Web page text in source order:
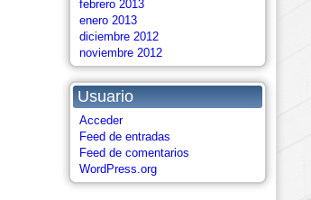
febrero 2013
enero 2013
diciembre 2012
noviembre 2012
Usuario
Acceder
Feed de entradas
Feed de comentarios
WordPress.org